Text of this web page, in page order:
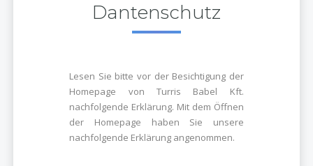
Dantenschutz
Lesen Sie bitte vor der Besichtigung der
Homepage von Turris Babel Kft.
nachfolgende Erklärung. Mit dem Öffnen
der Homepage haben Sie unsere
nachfolgende Erklärung angenommen.